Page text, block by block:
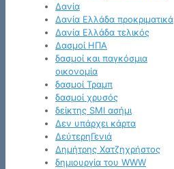
Δανία
Δανία Ελλάδα προκριματικά
Δανία Ελλάδα τελικός
Δασμοί ΗΠΑ
δασμοί και παγκόσμια
οικονομία
δασμοί Τραμπ
δασμοί χρυσός
δείκτης SMI ασήμι
Δεν υπάρχει κάρτα
ΔεύτερηΓενιά
Δημήτρης Χατζηχρήστος
δημιουργία του WWW